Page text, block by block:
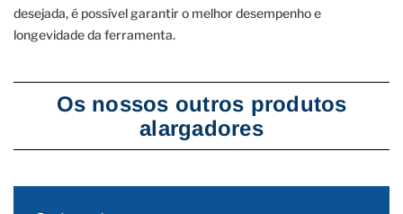
desejada, é possível garantir o melhor desempenho e
longevidade da ferramenta.
Os nossos outros produtos
alargadores